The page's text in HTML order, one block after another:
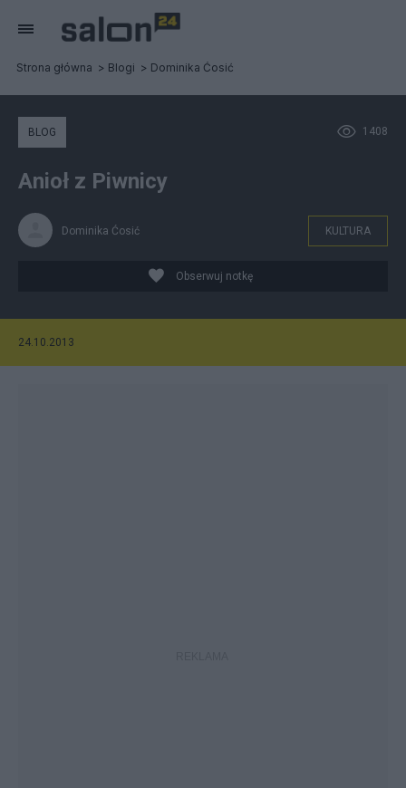
Strona główna Blogi Dominika Ćosić
1408
BLOG
Anioł z Piwnicy
Dominika Ćosić KULTURA
Obserwuj notkę
24.10.2013